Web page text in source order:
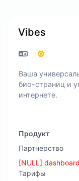
Vibes
Ваша
био-страниц и
интернете.
Продукт
Партнерство
[NULL] dashboard
Тарифы